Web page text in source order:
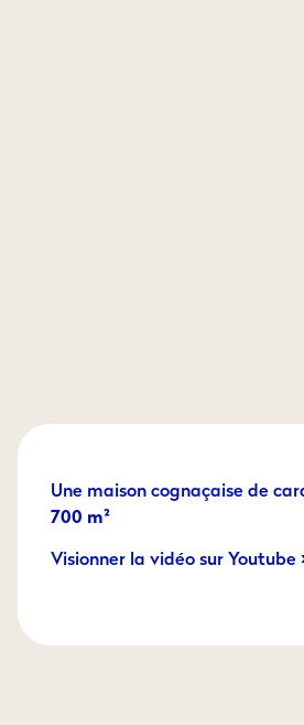
Une maison cognaçaise de
700 m²
Visionner la vidéo sur Youtube